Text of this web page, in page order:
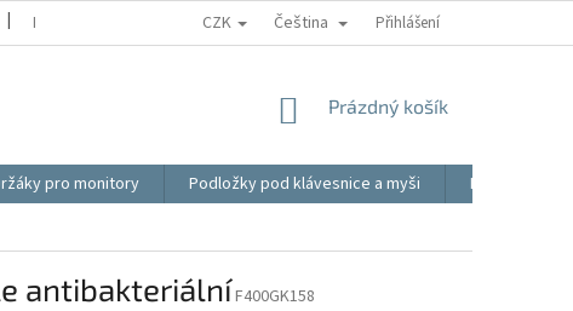
REKLAMACE VIDEO MOJE OBJEDNÁVKA
CZK Čeština Přihlášení
NÁKUPNÍ
Prázdný košík
pro monitory Podložky pod klávesnice a myši
Ergonomické
antibakteriálníF400GK158